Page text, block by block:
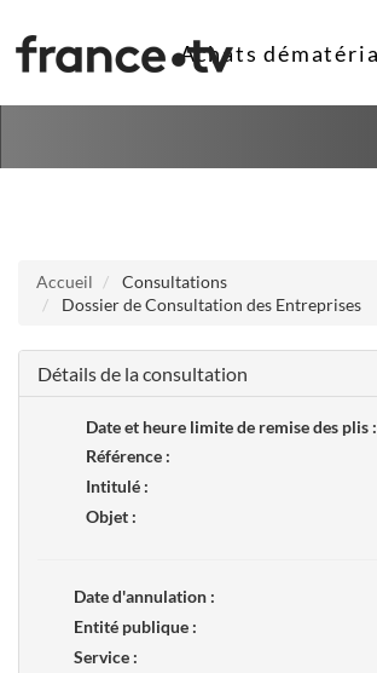
Accueil
Consultations
Dossier de Consultation des Entreprises
Détails de la consultation
Date et heure limite de remise des plis :
Référence :
Intitulé :
Objet :
Date d'annulation :
Entité publique :
Service :